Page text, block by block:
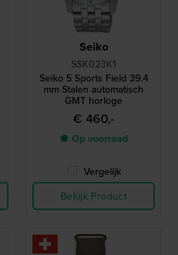
Seiko
SSK023K1
Seiko 5 Sports Field 39.4
mm Stalen automatisch
GMT horloge
€ 460,-
● Op voorraad
Vergelijk
Bekijk Product